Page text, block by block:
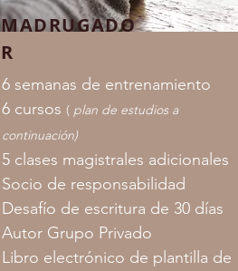
MADRUGADO
R
6 semanas de entrenamiento
6 cursos ( plan de estudios a
continuación)
5 clases magistrales adicionales
Socio de responsabilidad
Desafío de escritura de 30 días
Autor Grupo Privado
Libro electrónico de plantilla de